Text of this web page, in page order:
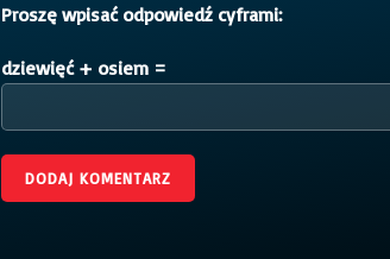
Proszę wpisać odpowiedź cyframi:
dziewięć + osiem =